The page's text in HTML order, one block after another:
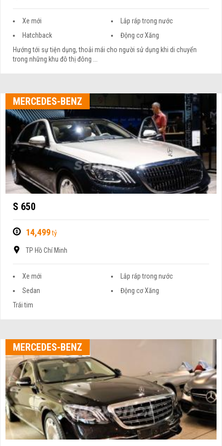
Xe mới
Lắp ráp trong nước
Hatchback
Động cơ Xăng
Hướng tới sự tiện dụng, thoải mái cho người sử dụng khi di chuyển
trong những khu đô thị đông ...
MERCEDES-BENZ
S 650
14,499tỷ
TP Hồ Chí Minh
Xe mới
Lắp ráp trong nước
Sedan
Động cơ Xăng
Trái tim
MERCEDES-BENZ